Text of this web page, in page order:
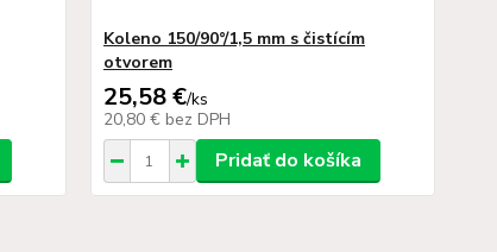
Koleno 150/90°/1,5 mm s čistícím
otvorem
25,58 €/ks
20,80 € bez DPH
Pridať do košíka